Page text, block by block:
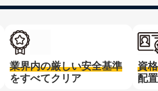
業界内の厳しい安全基準
をすべてクリア
資
配置